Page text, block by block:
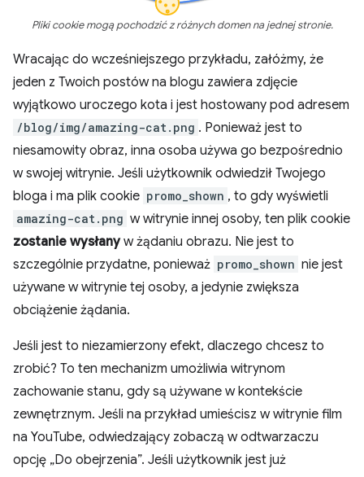
Pliki cookie mogą pochodzić z różnych domen na jednej stronie.
Wracając do wcześniejszego przykładu, załóżmy, że
jeden z Twoich postów na blogu zawiera zdjęcie
wyjątkowo uroczego kota i jest hostowany pod adresem
/blog/img/amazing-cat.png . Ponieważ jest to
niesamowity obraz, inna osoba używa go bezpośrednio
w swojej witrynie. Jeśli użytkownik odwiedził Twojego
bloga i ma plik cookie promo_shown , to gdy wyświetli
amazing-cat.png w witrynie innej osoby, ten plik cookie
zostanie wysłanyw żądaniu obrazu. Nie jest to
szczególnie przydatne, ponieważ promo_shown nie jest
używane w witrynie tej osoby, a jedynie zwiększa
obciążenie żądania.
Jeśli jest to niezamierzony efekt, dlaczego chcesz to
zrobić? To ten mechanizm umożliwia witrynom
zachowanie stanu, gdy są używane w kontekście
zewnętrznym. Jeśli na przykład umieścisz w witrynie film
na YouTube, odwiedzający zobaczą w odtwarzaczu
opcję „Do obejrzenia”. Jeśli użytkownik jest już